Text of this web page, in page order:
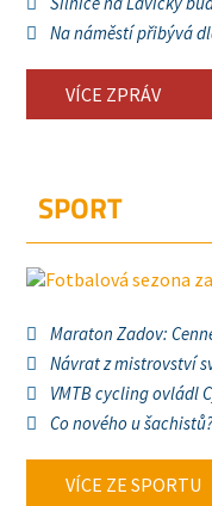
Na náměstí přibývá
VÍCE ZPRÁV
SPORT
Maraton Zadov:
Návrat z mistrovství
VMTB cycling ovládl
Co nového u
VÍCE ZE SPORTU